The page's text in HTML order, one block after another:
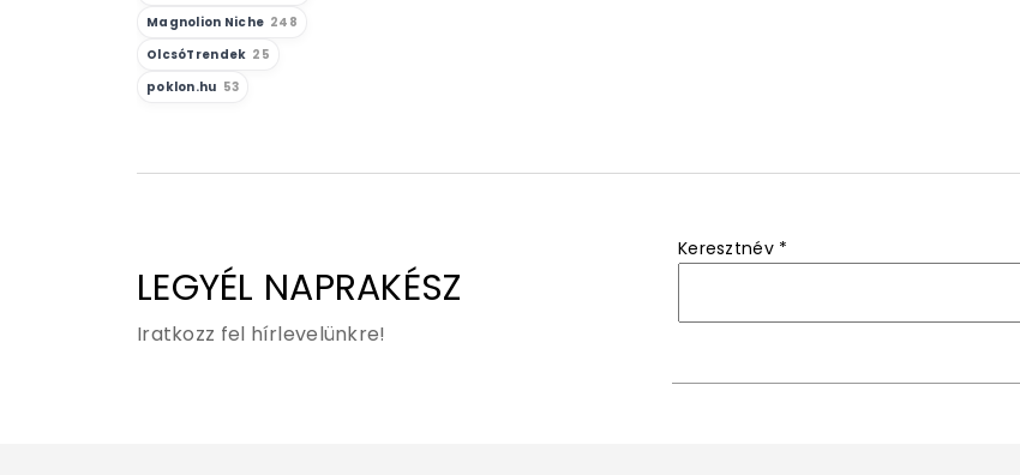
Magnolion Niche 248
OlcsóTrendek 25
poklon.hu 53
LEGYÉL NAPRAKÉSZ
Iratkozz fel hírlevelünkre!
Keresztnév *